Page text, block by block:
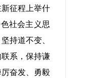
征程上举什
社会主义思
持道不变、
系，保持谦
奋发、勇毅